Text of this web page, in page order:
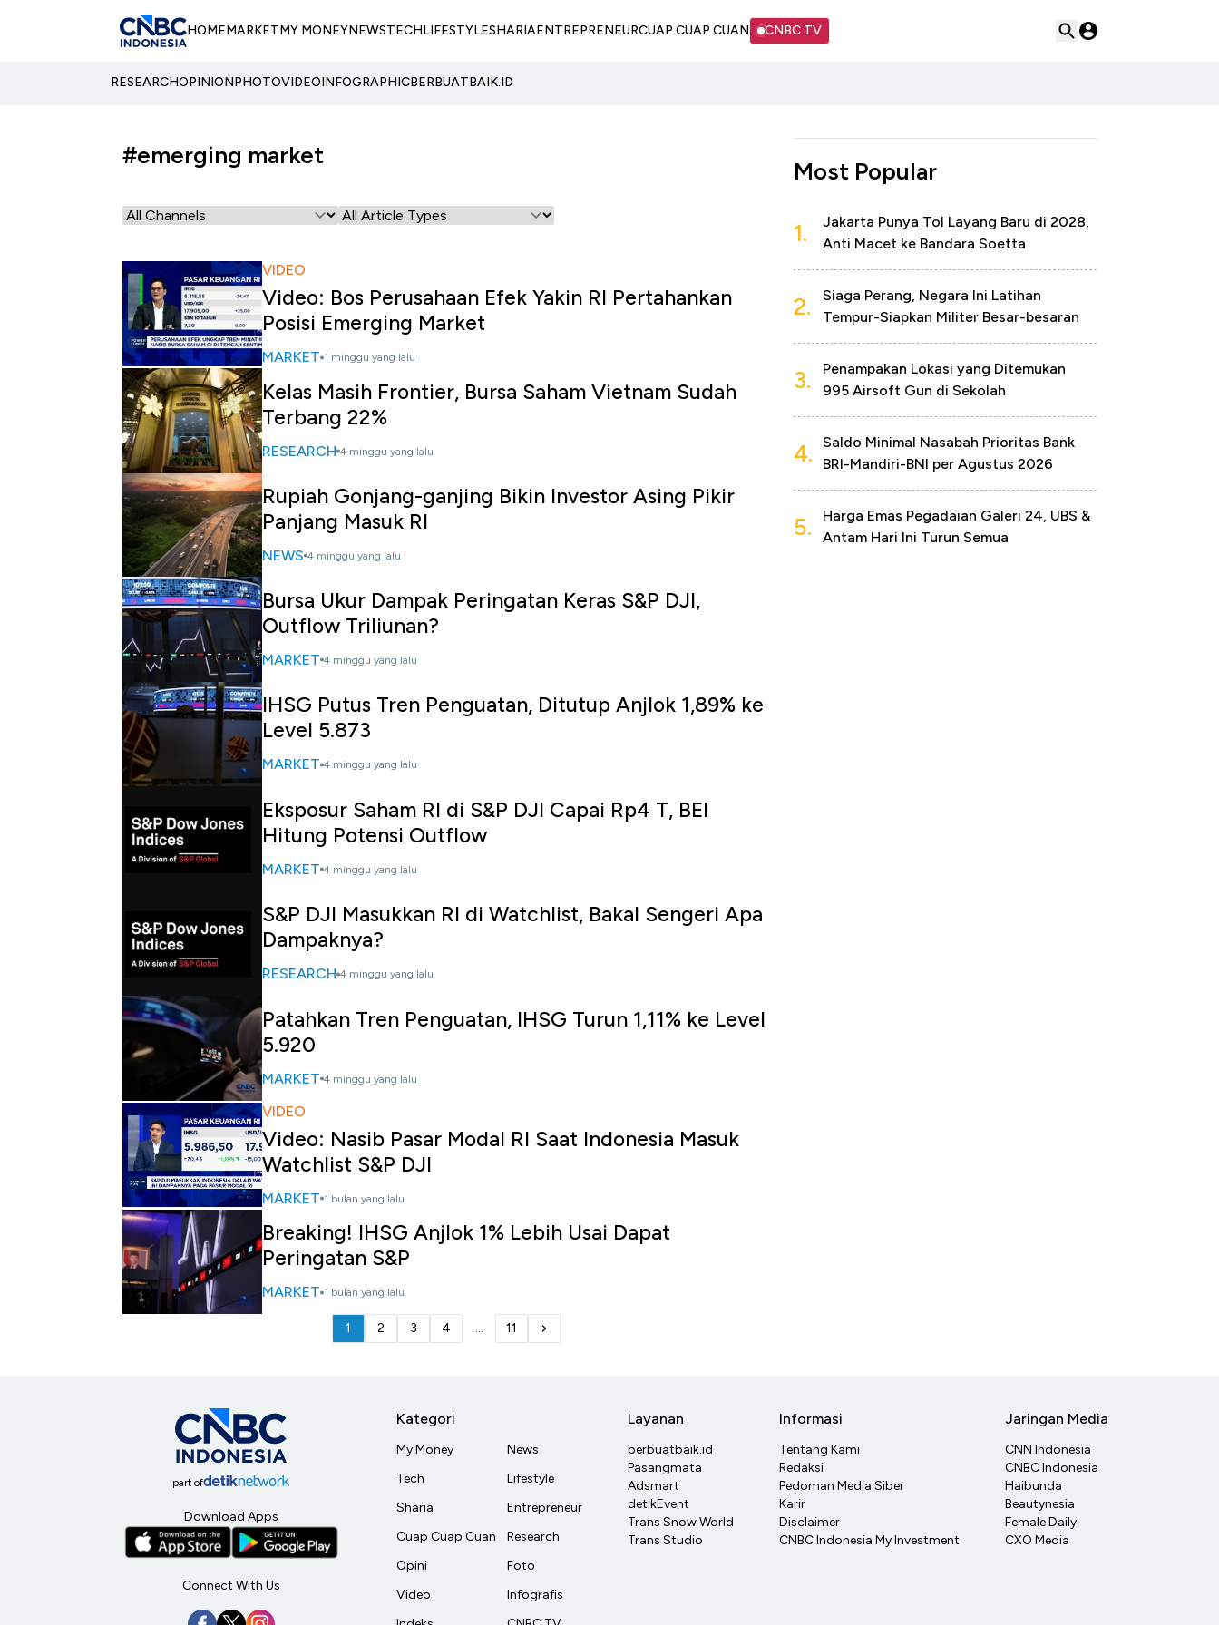
HOMEMARKETMY MONEYNEWSTECHLIFESTYLESHARIAENTREPRENEURCUAP CUAP CUAN CNBC TV
RESEARCHOPINIONPHOTOVIDEOINFOGRAPHICBERBUATBAIK.ID
#emerging market
VIDEO
Video: Bos Perusahaan Efek Yakin RI Pertahankan
Posisi Emerging Market
MARKET 1 minggu yang lalu
Kelas Masih Frontier, Bursa Saham Vietnam Sudah
Terbang 22%
RESEARCH 4 minggu yang lalu
Rupiah Gonjang-ganjing Bikin Investor Asing Pikir
Panjang Masuk RI
NEWS 4 minggu yang lalu
Bursa Ukur Dampak Peringatan Keras S&P DJI,
Outflow Triliunan?
MARKET 4 minggu yang lalu
IHSG Putus Tren Penguatan, Ditutup Anjlok 1,89% ke
Level 5.873
MARKET 4 minggu yang lalu
Eksposur Saham RI di S&P DJI Capai Rp4 T, BEI
Hitung Potensi Outflow
MARKET 4 minggu yang lalu
S&P DJI Masukkan RI di Watchlist, Bakal Sengeri Apa
Dampaknya?
RESEARCH 4 minggu yang lalu
Patahkan Tren Penguatan, IHSG Turun 1,11% ke Level
5.920
MARKET 4 minggu yang lalu
VIDEO
Video: Nasib Pasar Modal RI Saat Indonesia Masuk
Watchlist S&P DJI
MARKET 1 bulan yang lalu
Breaking! IHSG Anjlok 1% Lebih Usai Dapat
Peringatan S&P
MARKET 1 bulan yang lalu
1 2 3 4 ... 11
Most Popular
1.
Jakarta Punya Tol Layang Baru di 2028,
Anti Macet ke Bandara Soetta
2.
Siaga Perang, Negara Ini Latihan
Tempur-Siapkan Militer Besar-besaran
3.
Penampakan Lokasi yang Ditemukan
995 Airsoft Gun di Sekolah
4.
Saldo Minimal Nasabah Prioritas Bank
BRI-Mandiri-BNI per Agustus 2026
5.
Harga Emas Pegadaian Galeri 24, UBS &
Antam Hari Ini Turun Semua
part of
Download Apps
Connect With Us
Kategori
My Money
Tech
Sharia
Cuap Cuap Cuan
Opini
Video
News
Lifestyle
Entrepreneur
Research
Foto
Infografis
Layanan
berbuatbaik.id
Pasangmata
Adsmart
detikEvent
Trans Snow World
Trans Studio
Informasi
Tentang Kami
Redaksi
Pedoman Media Siber
Karir
Disclaimer
CNBC Indonesia My Investment
Jaringan Media
CNN Indonesia
CNBC Indonesia
Haibunda
Beautynesia
Female Daily
CXO Media